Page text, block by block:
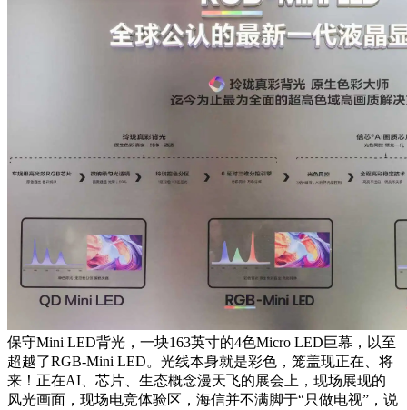
保守Mini LED背光，一块163英寸的4色Micro LED巨幕，以至
超越了RGB-Mini LED。光线本身就是彩色，笼盖现正在、将
来！正在AI、芯片、生态概念漫天飞的展会上，现场展现的
风光画面，现场电竞体验区，海信并不满脚于“只做电视”，说